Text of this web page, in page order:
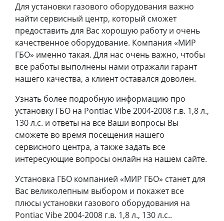
Для установки газового оборудования важно
найти сервисный центр, который сможет
предоставить для Вас хорошую работу и очень
качественное оборудование. Компания «МИР
ГБО» именно такая. Для нас очень важно, чтобы
все работы выполнены нами отражали гарант
нашего качества, а клиент оставался доволен.
Узнать более подробную информацию про
установку ГБО на Pontiac Vibe 2004-2008 г.в. 1,8 л.,
130 л.с. и ответы на все Ваши вопросы Вы
сможете во время посещения нашего
сервисного центра, а также задать все
интересующие вопросы онлайн на нашем сайте.
Установка ГБО компанией «МИР ГБО» станет для
Вас великолепным выбором и покажет все
плюсы установки газового оборудования на
Pontiac Vibe 2004-2008 г.в. 1,8 л., 130 л.с..